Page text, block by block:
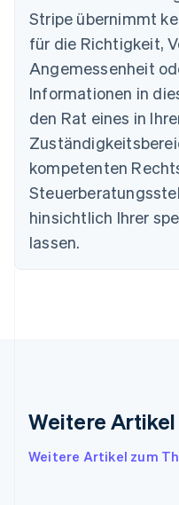
Stripe übernimmt
für die Richtigkeit,
Angemessenheit
Informationen in
den Rat eines in
kompetenten
hinsichtlich Ihrer
lassen.
Weitere Artikel
Weitere Artikel zum
Bulgarien
Dänemark
English
Deutschland
Deutsch English
Estland
English
Festlandchina
简体中文 English
Finnland
EnglishSvenska
Frankreich
Français
Italien
Italiano English
Japan
日本語 English